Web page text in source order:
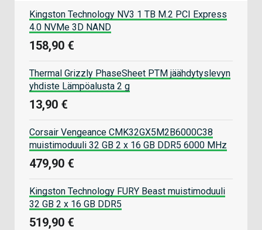
Kingston Technology NV3 1 TB M.2 PCI Express
4.0 NVMe 3D NAND
158,90 €
Thermal Grizzly PhaseSheet PTM jäähdytyslevyn
yhdiste Lämpöalusta 2 g
13,90 €
Corsair Vengeance CMK32GX5M2B6000C38
muistimoduuli 32 GB 2 x 16 GB DDR5 6000 MHz
479,90 €
Kingston Technology FURY Beast muistimoduuli
32 GB 2 x 16 GB DDR5
519,90 €